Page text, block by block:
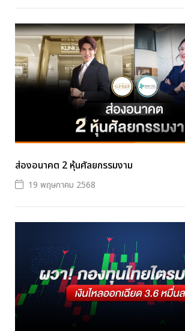
ส่องอนาคต 2 หุ้นศัลยกรรมงาม
19 พฤษภาคม 2568